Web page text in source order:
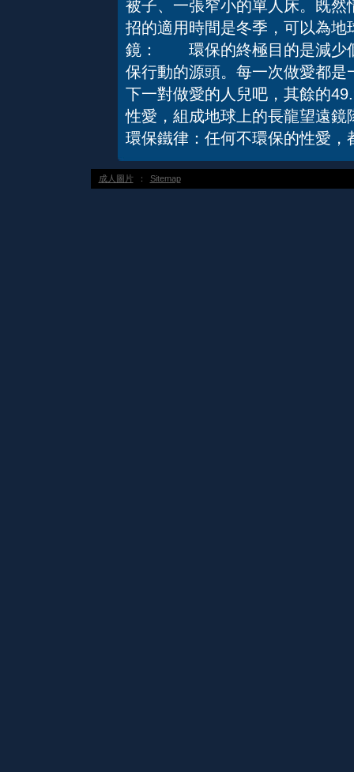
被子、一張窄小的單人床。既
招的適用時間是冬季，可以為
鏡： 環保的終極目的是減少
保行動的源頭。每一次做愛都
下一對做愛的人兒吧，其餘的
性愛，組成地球上的長龍望
環保鐵律：任何不環保的性愛
成人圖片 ： Sitemap